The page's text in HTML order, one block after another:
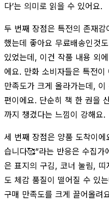
다’는 의미로 읽을 수 있어요.
두 번째 장점은 특전의 존재
했는데 좋아요 무료배송인것
있었는데, 이건 작품 내용 외
에요. 만화 소비자들은 특전
만족도가 크게 올라가는데,
편이에요. 단순히 책 한 권을
까지 챙겼다는 느낌이 강해요.
세 번째 장점은 양품 도착이
습니다🥰”라는 반응은 수집
은 표지의 구김, 코너 눌림,
도 체감 품질이 떨어질 수 있
구매 만족도를 크게 끌어올려